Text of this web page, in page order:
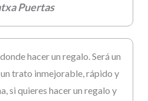
Puertas
hacer un regalo. Será un
trato inmejorable, rápido y
si quieres hacer un regalo y